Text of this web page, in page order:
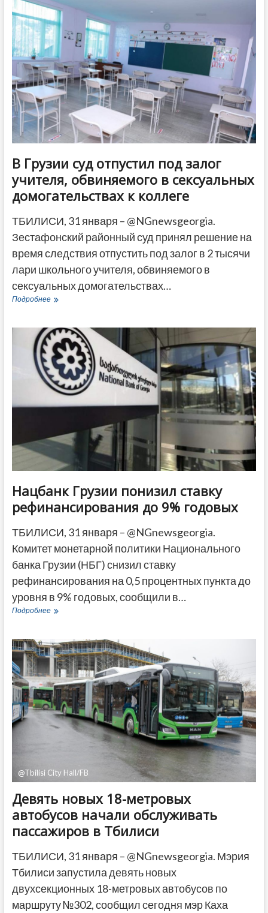
о
«синдроме
чихуахуа»
в
грузинской
политике
В Грузии суд отпустил под залог
учителя, обвиняемого в сексуальных
домогательствах к коллеге
ТБИЛИСИ, 31 января – @NGnewsgeorgia.
Зестафонский районный суд принял решение на
время следствия отпустить под залог в 2 тысячи
лари школьного учителя, обвиняемого в
сексуальных домогательствах…
ПодробнееВ
отпустил
под
залог
учителя,
обвиняемого
в
сексуальных
домогательствах
Нацбанк Грузии понизил ставку
рефинансирования до 9% годовых
ТБИЛИСИ, 31 января – @NGnewsgeorgia.
Комитет монетарной политики Национального
банка Грузии (НБГ) снизил ставку
рефинансирования на 0,5 процентных пункта до
уровня в 9% годовых, сообщили в…
ПодробнееНацбанк
ставку
рефинансирования
до
9%
годовых
@Tbilisi City Hall/FB
Девять новых 18-метровых
автобусов начали обслуживать
пассажиров в Тбилиси
ТБИЛИСИ, 31 января – @NGnewsgeorgia. Мэрия
Тбилиси запустила девять новых
двухсекционных 18-метровых автобусов по
маршруту №302, сообщил сегодня мэр Каха